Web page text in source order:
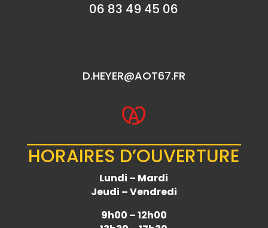
06 83 49 45 06
D.HEYER@AOT67.FR
HORAIRES D’OUVERTURE
Lundi – Mardi
Jeudi – Vendredi
9h00 – 12h00